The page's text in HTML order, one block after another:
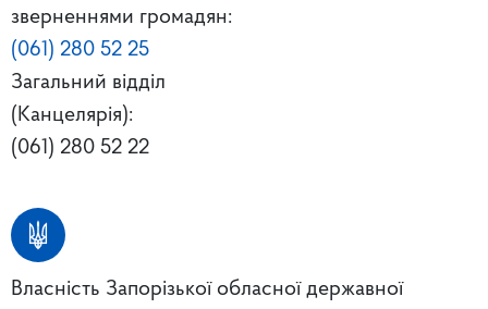
зверненнями громадян:
(061) 280 52 25
Загальний відділ
(Канцелярія):
(061) 280 52 22
Власність Запорізької обласної державної